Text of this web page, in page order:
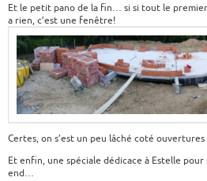
Et le petit pano de la fin… si si tout le
a rien, c’est une fenêtre!
Certes, on s’est un peu lâché coté
Et enfin, une spéciale dédicace à Estelle
end…